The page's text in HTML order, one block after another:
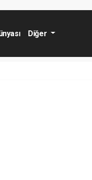
Diğer